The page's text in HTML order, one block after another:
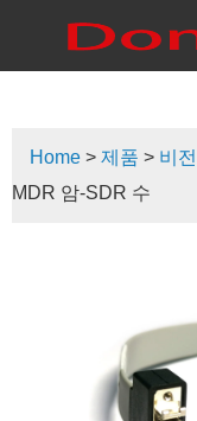
Home > 제품 > 비
MDR 암-SDR 수